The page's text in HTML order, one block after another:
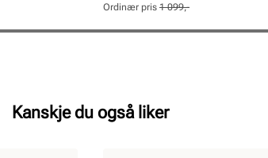
pris
Pris
pris
Pris
Ordinær pris 1 099,-
Kanskje du også liker